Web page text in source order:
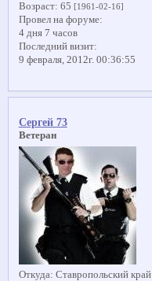
Возраст: 65 [1961-02-16]
Провел на форуме:
4 дня 7 часов
Последний визит:
9 февраля, 2012г. 00:36:55
Сергей 73
Ветеран
Откуда: Ставропольский край